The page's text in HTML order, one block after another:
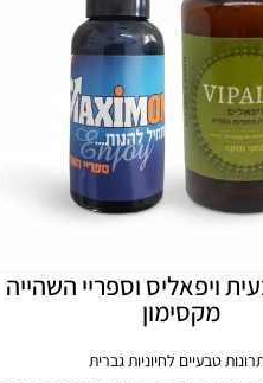
וספריי השהייה
גברית